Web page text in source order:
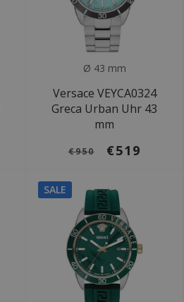
Ø 43 mm
Versace VEYCA0324
Greca Urban Uhr 43
mm
€950 €519
SALE